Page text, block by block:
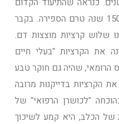
ביותר הוא מקבר במצרים העתיקה, 1500 שנה טרם הספירה. בקבר
שלוש קרציות מוצצות דם.
את הקרציות "בעלי חיים
הרומאי, שהיה גם חוקר טבע
תיאר את הקרציות בדייקנות מרובה
"לכושרן הרפואי" של
של הכלב, היא קמע לשיכוך